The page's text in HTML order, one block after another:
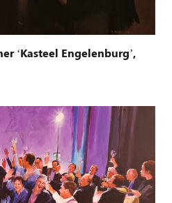
‘Kasteel Engelenburg’,